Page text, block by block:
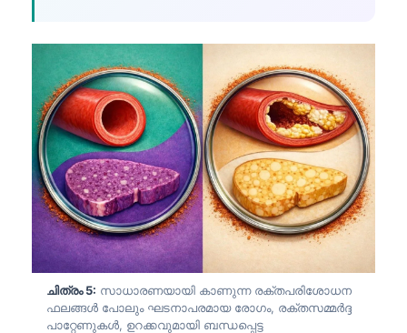
ചിത്രം 5: സാധാരണയായി കാണുന്ന രക്തപരിശോധന
ഫലങ്ങൾ പോലും ഘടനാപരമായ രോഗം, രക്തസമ്മർദ്ദ
പാറ്റേണുകൾ, ഉറക്കവുമായി ബന്ധപ്പെട്ട
తెలుగు
தமிழ்
ગુજરાતી
ಕನ್ನಡ
Bahasa Melayu
Tiếng Việt
Tagalog
ไทย
ဗမာစာ
ភាសាខ្មែរ